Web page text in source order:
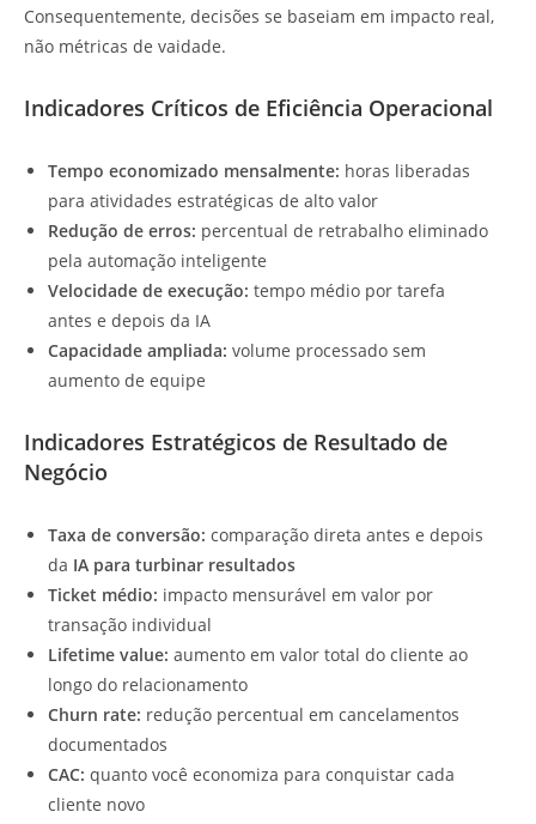
Consequentemente, decisões se baseiam em impacto real,
não métricas de vaidade.
Indicadores Críticos de Eficiência Operacional
Tempo economizado mensalmente: horas liberadas
para atividades estratégicas de alto valor
Redução de erros: percentual de retrabalho eliminado
pela automação inteligente
Velocidade de execução: tempo médio por tarefa
antes e depois da IA
Capacidade ampliada: volume processado sem
aumento de equipe
Indicadores Estratégicos de Resultado de
Negócio
Taxa de conversão: comparação direta antes e depois
da IA para turbinar resultados
Ticket médio: impacto mensurável em valor por
transação individual
Lifetime value: aumento em valor total do cliente ao
longo do relacionamento
Churn rate: redução percentual em cancelamentos
documentados
CAC: quanto você economiza para conquistar cada
cliente novo